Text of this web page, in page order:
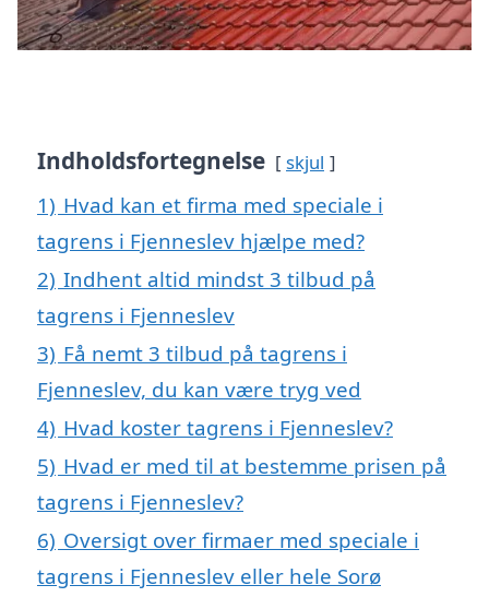
Indholdsfortegnelse skjul
1) Hvad kan et firma med speciale i
tagrens i Fjenneslev hjælpe med?
2) Indhent altid mindst 3 tilbud på
tagrens i Fjenneslev
3) Få nemt 3 tilbud på tagrens i
Fjenneslev, du kan være tryg ved
4) Hvad koster tagrens i Fjenneslev?
5) Hvad er med til at bestemme prisen på
tagrens i Fjenneslev?
6) Oversigt over firmaer med speciale i
tagrens i Fjenneslev eller hele Sorø